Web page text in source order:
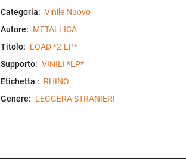
Categoria: Vinile Nuovo
Autore: METALLICA
Titolo: LOAD *2-LP*
Supporto: VINILI *LP*
Etichetta : RHINO
Genere: LEGGERA STRANIERI